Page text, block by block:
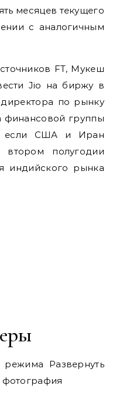
месяцев текущего
с аналогичным
FT, Мукеш
Jio на биржу в
по рынку
финансовой группы
если США и Иран
втором полугодии
индийского рынка
Развернуть